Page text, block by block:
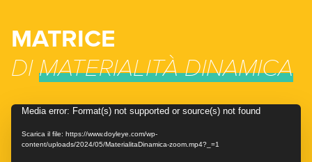
MATRICE
DIMATERIALITÀ DINAMICA
Video
Player
Media error: Format(s) not supported or source(s) not found
Scarica il file: https://www.doyleye.com/wp-
content/uploads/2024/05/MaterialitaDinamica-zoom.mp4?_=1